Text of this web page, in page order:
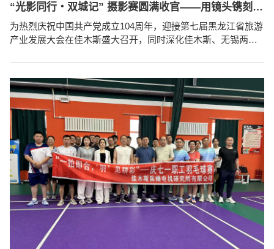
“光影同行・双城记” 摄影赛圆满收官——用镜头镌刻初心，以影像共筑华章
为热烈庆祝中国共产党成立104周年，迎接第七届黑龙江省旅游
产业发展大会在佳木斯盛大召开，同时深化佳木斯、无锡两地
化交流摄影赛于7月2日圆满落下帷幕。 李思航 《平安树》 拍
摄于佳木斯市外滩公园 自赛事启动以来，两地职工积极响应，
纷纷化身 “追光者”，用镜头捕捉城市与企业的动人瞬间。佳木
斯赛区的作品中，...